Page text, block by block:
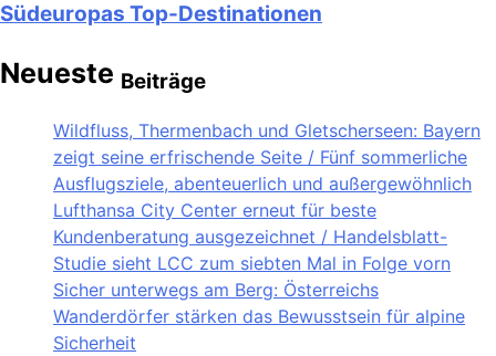
Südeuropas Top-Destinationen
Neueste Beiträge
Wildfluss, Thermenbach und Gletscherseen: Bayern
zeigt seine erfrischende Seite / Fünf sommerliche
Ausflugsziele, abenteuerlich und außergewöhnlich
Lufthansa City Center erneut für beste
Kundenberatung ausgezeichnet / Handelsblatt-
Studie sieht LCC zum siebten Mal in Folge vorn
Sicher unterwegs am Berg: Österreichs
Wanderdörfer stärken das Bewusstsein für alpine
Sicherheit